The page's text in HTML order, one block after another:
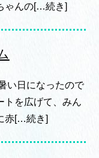
ゃんの[…続き]
い日になったので
トを広げて、みん
赤[…続き]